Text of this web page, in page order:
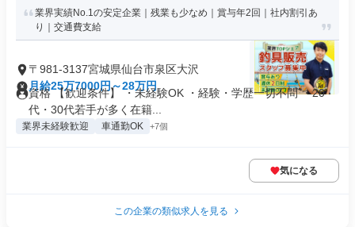
業界実績No.1の安定企業｜残業も少なめ｜賞与年2回｜社内割引あ
り｜交通費支給
〒981-3137宮城県仙台市泉区大沢
月給25万7000円～28万円
資格 【歓迎条件】 ・未経験OK ・経験・学歴一切不問 ・20
代・30代若手が多く在籍...
業界未経験歓迎 車通勤OK +7個
気になる
この企業の類似求人を見る